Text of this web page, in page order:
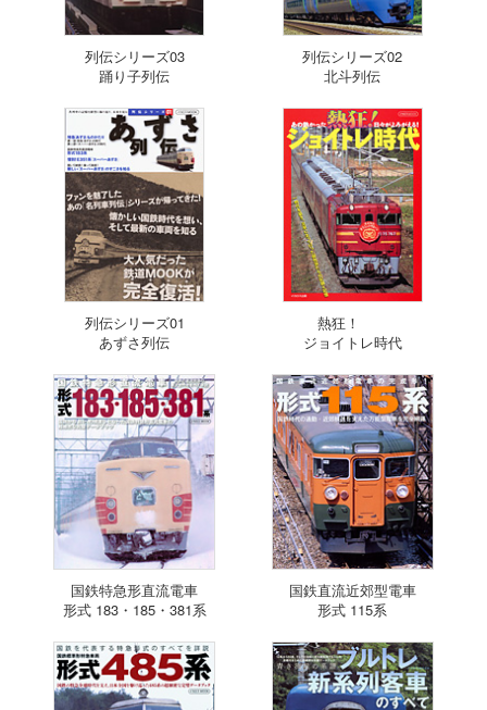
列伝シリーズ03
踊り子列伝
列伝シリーズ02
北斗列伝
列伝シリーズ01
あずさ列伝
熱狂！
ジョイトレ時代
国鉄特急形直流電車
形式 183・185・381系
国鉄直流近郊型電車
形式 115系